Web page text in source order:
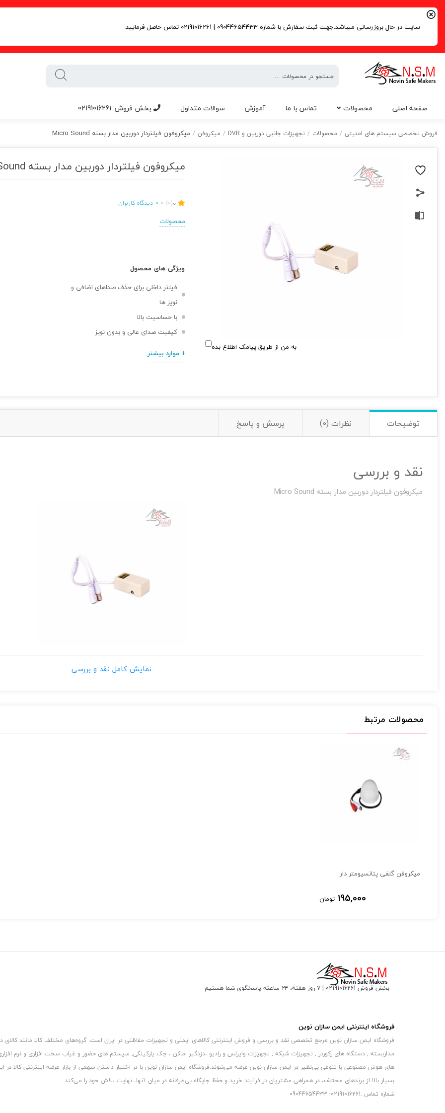
سایت در حال بروزرسانی میباشد.جهت ثبت سفارش با شماره 09044654433 | 02191016261 تماس حاصل فرمایید.
تخصصی
های
امنیتی
صفحه اصلی محصولات تماس با ما آموزش سوالات متداول بخش فروش: 02191016261
فروش تخصصی سیستم های امنیتی / محصولات / تجهیزات جانبی دوربین و DVR / میکروفن / میکروفون فیلتردار دوربین مدار بسته Micro Sound
به من از طریق پیامک اطلاع بده
میکروفون فیلتردار دوربین مدار بسته Micro Sound
0
(0)
0 دیدگاه کاربران
محصولات
ویژگی های محصول
فیلتر داخلی برای حذف صداهای اضافی و
نویز ها
با حساسیت بالا
کیفیت صدای عالی و بدون نویز
+ موارد بیشتر
توضیحات نظرات (0) پرسش و پاسخ
نقد و بررسی
میکروفون فیلتردار دوربین مدار بسته Micro Sound
مشخصات فنی میکروفون فیلتردار دوربین مدار بسته Micro Sound
میکروفون فیلتر دار دوربین مداربسته
با حساسیت بالا
کیفیت صدای عالی و بدون نویز
مناسب برای محیط های 15-5 متر مربع
نمایش کامل نقد و بررسی
محصولات مرتبط
میکروفن گلفی پتانسیومتر دار
195,000 تومان
بخش فروش 02191016261 | ۷ روز هفته، ۲۴ ساعته پاسخگوی شما هستیم
فروشگاه اینترنتی ایمن سازان نوین
فروشگاه ایمن سازان نوین مرجع تخصصی نقد و بررسی و فروش اینترنتی کالاهای ایمنی و تجهیزات حفاظتی در ایران است. گروه‏‏‌های مختلف کالا مانند کالای
مداربسته , دستگاه های رکوردر , تجهیزات شبکه , تجهیزات وایرلس و رادیو ،دزدگیر اماکن ، جک پارکینگی, سیستم های حضور و غیاب سخت افزاری و نرم
های هوش مصنوعی با تنوعی بی‌نظیر در ایمن سازان نوین عرضه می‏‏‏‌شوند.فروشگاه ایمن سازان نوین با در اختیار داشتن سهمی از بازار عرضه اینترنتی کالا در
بسیار بالا از برندهای مختلف، در همراهی مشتریان در فرآیند خرید و حفظ جایگاه بی‏‏‏‌طرفانه در میان آنها، نهایت تلاش خود را می‌‏‏کند.
شماره تماس :02191016261- 09044654433